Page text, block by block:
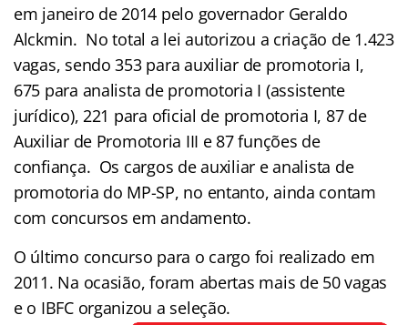
em janeiro de 2014 pelo governador Geraldo
Alckmin. No total a lei autorizou a criação de 1.423
vagas, sendo 353 para auxiliar de promotoria I,
675 para analista de promotoria I (assistente
jurídico), 221 para oficial de promotoria I, 87 de
Auxiliar de Promotoria III e 87 funções de
confiança. Os cargos de auxiliar e analista de
promotoria do MP-SP, no entanto, ainda contam
com concursos em andamento.
O último concurso para o cargo foi realizado em
2011. Na ocasião, foram abertas mais de 50 vagas
e o IBFC organizou a seleção.